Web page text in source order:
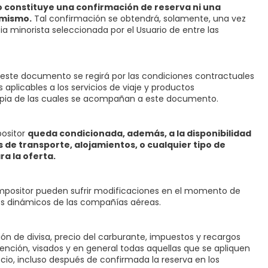
constituye una confirmación de reserva ni una
Tal confirmación se obtendrá, solamente, una vez
minorista seleccionada por el Usuario de entre las
documento se regirá por las condiciones contractuales
a los servicios de viaje y productos
de las cuales se acompañan a este documento.
queda condicionada, además, a la disponibilidad
de transporte, alojamientos, o cualquier tipo de
la oferta.
pueden sufrir modificaciones en el momento de
de las compañías aéreas.
de divisa, precio del carburante, impuestos y recargos
visados y en general todas aquellas que se apliquen
incluso después de confirmada la reserva en los